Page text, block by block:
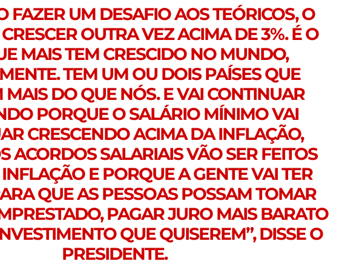
FAZER UM DESAFIO AOS TEÓRICOS, O
OUTRA VEZ ACIMA DE 3%. É O
MAIS TEM CRESCIDO NO MUNDO,
TEM UM OU DOIS PAÍSES QUE
MAIS DO QUE NÓS. E VAI CONTINUAR
PORQUE O SALÁRIO MÍNIMO VAI
CRESCENDO ACIMA DA INFLAÇÃO,
ACORDOS SALARIAIS VÃO SER FEITOS
E PORQUE A GENTE VAI TER
QUE AS PESSOAS POSSAM TOMAR
PAGAR JURO MAIS BARATO
QUE QUISEREM”, DISSE O
PRESIDENTE.